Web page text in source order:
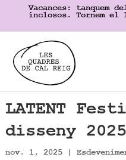
Vacances: tanquem
inclosos. Tornem el
LATENT
disseny
nov. 1, 2025 |